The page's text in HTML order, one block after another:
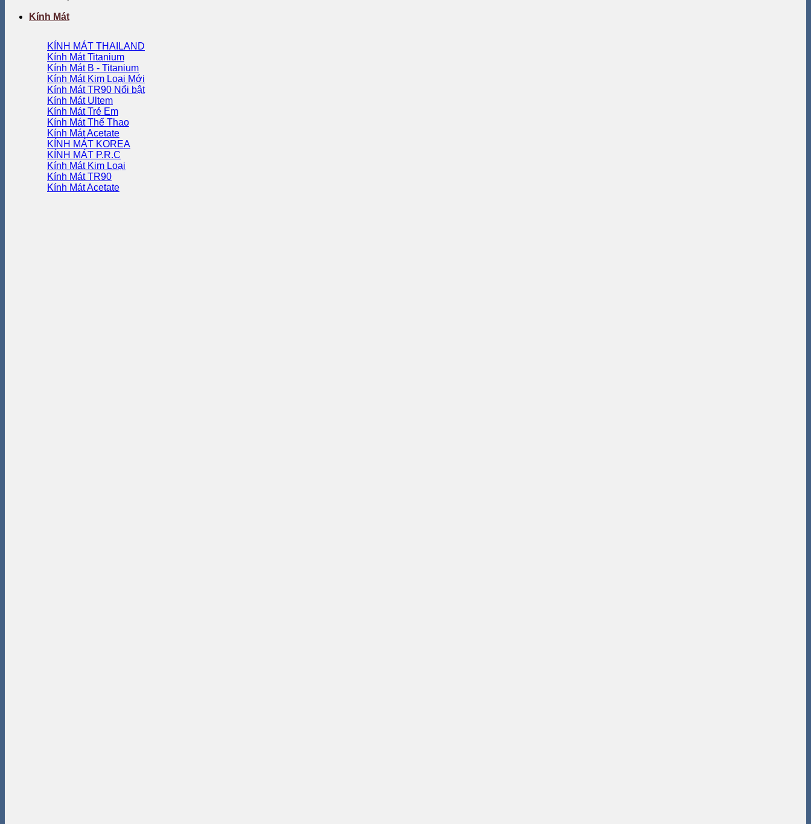
Kính Mát
KÍNH MÁT THAILAND
Kính Mát Titanium
Kính Mát B - Titanium
Kính Mát Kim Loại
Kính Mát TR90
Kính Mát Ultem
Kính Mát Trẻ Em
Kính Mát Thể Thao
Kính Mát Acetate
KÍNH MÁT KOREA
KÍNH MÁT P.R.C
Kính Mát Kim Loại
Kính Mát TR90
Kính Mát Acetate